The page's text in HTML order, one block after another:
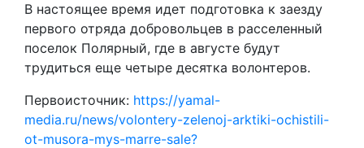
В настоящее время идет подготовка к заезду
первого отряда добровольцев в расселенный
поселок Полярный, где в августе будут
трудиться еще четыре десятка волонтеров.
Первоисточник: https://yamal-
media.ru/news/volontery-zelenoj-arktiki-ochistili-
ot-musora-mys-marre-sale?